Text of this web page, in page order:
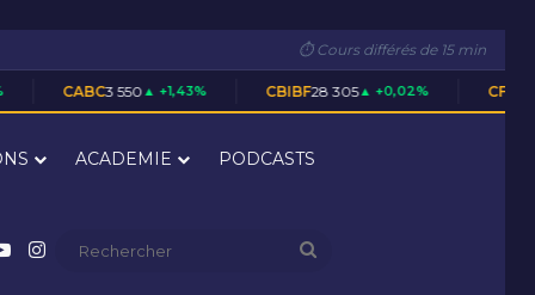
⏱ Cours différés de 15 min
3 550 ▲ +1,43% CBIBF28 305 ▲ +0,02% CFAC1 700 ▲ +0,59%
ACADEMIE PODCASTS
YouTube
Instagram